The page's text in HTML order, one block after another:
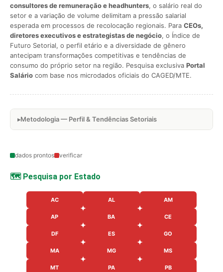
consultores de remuneração e headhunters, o salário real do
setor e a variação de volume delimitam a pressão salarial
esperada em processos de recolocação regionais. Para CEOs,
diretores executivos e estrategistas de negócio, o Índice de
Futuro Setorial, o perfil etário e a diversidade de gênero
antecipam transformações competitivas e tendências de
consumo do próprio setor na região. Pesquisa exclusiva Portal
Salário com base nos microdados oficiais do CAGED/MTE.
Metodologia — Perfil & Tendências Setoriais
dados prontos verificar
🗺️ Pesquisa por Estado
AC AL AM
AP BA CE
DF ES GO
MA MG MS
MT PA PB